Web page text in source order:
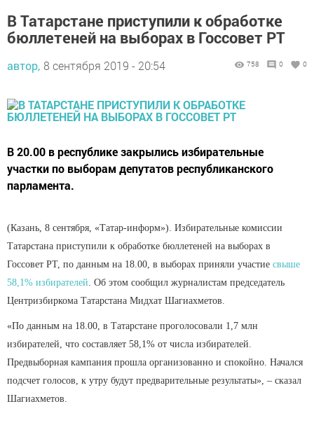
В Татарстане приступили к обработке
бюллетеней на выборах в Госсовет РТ
автор, 8 сентября 2019 - 20:54 758 0 0
В 20.00 в республике закрылись избирательные
участки по выборам депутатов республиканского
парламента.
(Казань, 8 сентября, «Татар-информ»). Избирательные комиссии
Татарстана приступили к обработке бюллетеней на выборах в
Госсовет РТ, по данным на 18.00, в выборах приняли участие свыше
58,1% избирателей. Об этом сообщил журналистам председатель
Центризбиркома Татарстана Мидхат Шагиахметов.
«По данным на 18.00, в Татарстане проголосовали 1,7 млн
избирателей, что составляет 58,1% от числа избирателей.
Предвыборная кампания прошла организованно и спокойно. Начался
подсчет голосов, к утру будут предварительные результаты», – сказал
Шагиахметов.